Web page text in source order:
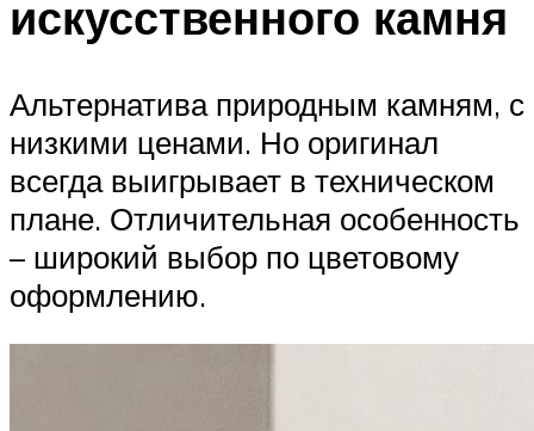
искусственного камня
Альтернатива природным камням, с
низкими ценами. Но оригинал
всегда выигрывает в техническом
плане. Отличительная особенность
– широкий выбор по цветовому
оформлению.